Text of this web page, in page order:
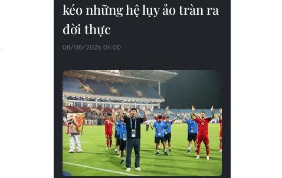
kéo những hệ lụy ảo tràn ra
đời thực
08/08/2026 04:00